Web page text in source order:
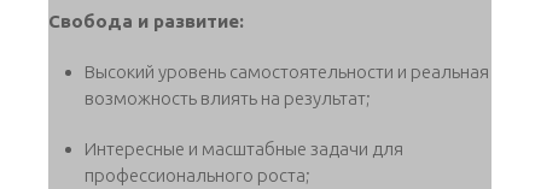
Свобода и развитие:
Высокий уровень самостоятельности и реальная
возможность влиять на результат;
Интересные и масштабные задачи для
профессионального роста;